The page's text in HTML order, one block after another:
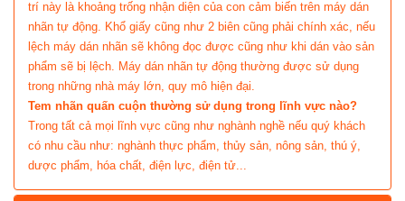
trí này là khoảng trống nhận diện của con cảm biến trên máy dán
nhãn tự động. Khổ giấy cũng như 2 biên cũng phải chính xác, nếu
lệch máy dán nhãn sẽ không đọc được cũng như khi dán vào sản
phẩm sẽ bị lệch. Máy dán nhãn tự động thường được sử dụng
trong những nhà máy lớn, quy mô hiện đại.
Tem nhãn quấn cuộn thường sử dụng trong lĩnh vực nào?
Trong tất cả mọi lĩnh vực cũng như nghành nghề nếu quý khách
có nhu cầu như: nghành thực phẩm, thủy sản, nông sản, thú ý,
dược phẩm, hóa chất, điện lực, điện tử...